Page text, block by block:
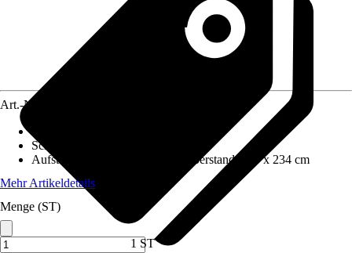
Art.-Nr.
Schneelast
Aufstellmaße B x T ohne Dachüberstand:
449 x 234 cm
Mehr Artikeldetails
Menge (ST)
1 ST